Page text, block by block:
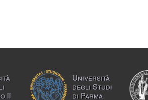
II
Università
degli Studi
di Parma